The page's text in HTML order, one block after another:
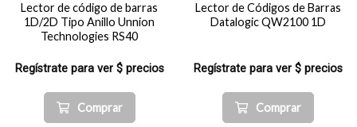
Lector de código de barras
1D/2D Tipo Anillo Unnion
Technologies RS40
Regístrate para ver $ precios
Comprar
Lector de Códigos de Barras
Datalogic QW2100 1D
Regístrate para ver $ precios
Comprar